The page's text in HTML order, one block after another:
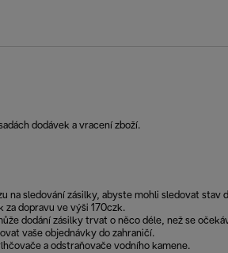
dodávek a vracení zboží.
sledování zásilky, abyste mohli sledovat
za dopravu ve výši 170czk.
dodání zásilky trvat o něco déle, než se
vaše objednávky do zahraničí.
a odstraňovače vodního kamene.